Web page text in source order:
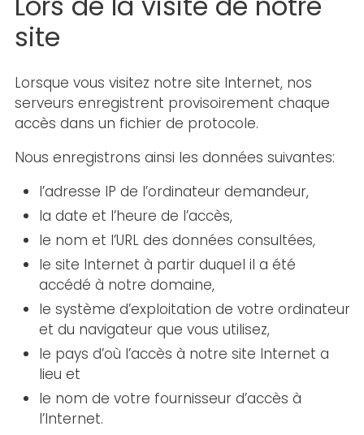
site
Lorsque vous visitez notre site Internet, nos
serveurs enregistrent provisoirement chaque
accès dans un fichier de protocole.
Nous enregistrons ainsi les données suivantes:
l’adresse IP de l’ordinateur demandeur,
la date et l’heure de l’accès,
le nom et l’URL des données consultées,
le site Internet à partir duquel il a été
accédé à notre domaine,
le système d’exploitation de votre ordinateur
et du navigateur que vous utilisez,
le pays d’où l’accès à notre site Internet a
lieu et
le nom de votre fournisseur d’accès à
l’Internet.